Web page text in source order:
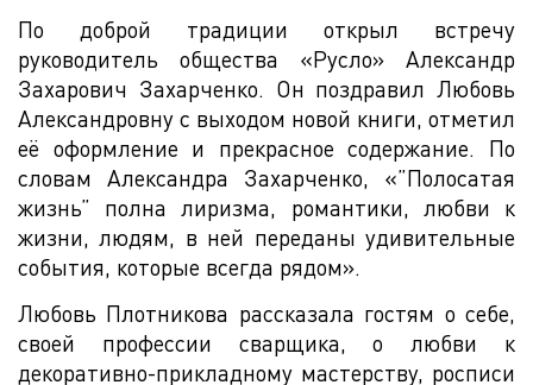
По доброй традиции открыл встречу
руководитель общества «Русло» Александр
Захарович Захарченко. Он поздравил Любовь
Александровну с выходом новой книги, отметил
её оформление и прекрасное содержание. По
словам Александра Захарченко, «”Полосатая
жизнь” полна лиризма, романтики, любви к
жизни, людям, в ней переданы удивительные
события, которые всегда рядом».
Любовь Плотникова рассказала гостям о себе,
своей профессии сварщика, о любви к
декоративно-прикладному мастерству, росписи